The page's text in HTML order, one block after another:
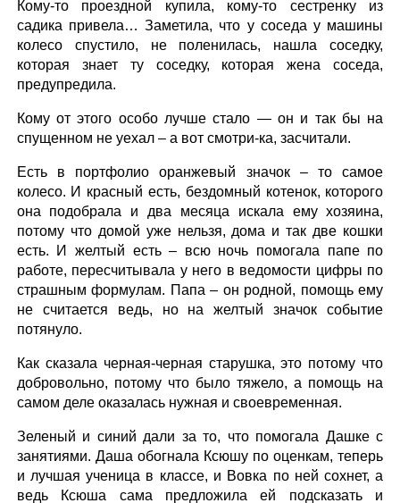
Кому-то проездной купила, кому-то сестренку из
садика привела… Заметила, что у соседа у машины
колесо спустило, не поленилась, нашла соседку,
которая знает ту соседку, которая жена соседа,
предупредила.
Кому от этого особо лучше стало — он и так бы на
спущенном не уехал – а вот смотри-ка, засчитали.
Есть в портфолио оранжевый значок – то самое
колесо. И красный есть, бездомный котенок, которого
она подобрала и два месяца искала ему хозяина,
потому что домой уже нельзя, дома и так две кошки
есть. И желтый есть – всю ночь помогала папе по
работе, пересчитывала у него в ведомости цифры по
страшным формулам. Папа – он родной, помощь ему
не считается ведь, но на желтый значок событие
потянуло.
Как сказала черная-черная старушка, это потому что
добровольно, потому что было тяжело, а помощь на
самом деле оказалась нужная и своевременная.
Зеленый и синий дали за то, что помогала Дашке с
занятиями. Даша обогнала Ксюшу по оценкам, теперь
и лучшая ученица в классе, и Вовка по ней сохнет, а
ведь Ксюша сама предложила ей подсказать и